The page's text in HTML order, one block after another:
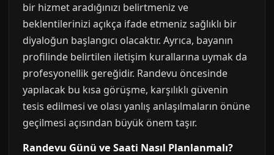
bir hizmet aradığınızı belirtmeniz ve
beklentilerinizi açıkça ifade etmeniz sağlıklı bir
diyaloğun başlangıcı olacaktır. Ayrıca, bayanın
profilinde belirtilen iletişim kurallarına uymak da
profesyonellik gereğidir. Randevu öncesinde
yapılacak bu kısa görüşme, karşılıklı güvenin
tesis edilmesi ve olası yanlış anlaşılmaların önüne
geçilmesi açısından büyük önem taşır.
Randevu Günü ve Saati Nasıl Planlanmalı?